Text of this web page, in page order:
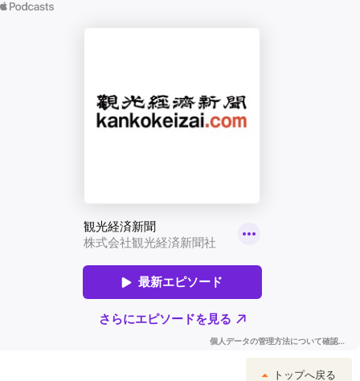
トップへ戻る